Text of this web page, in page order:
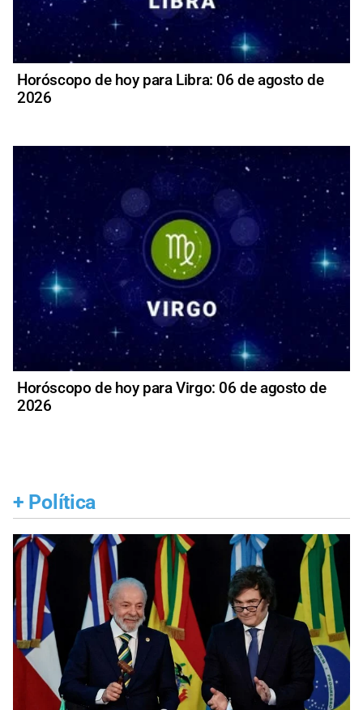
Horóscopo de hoy para Libra: 06 de agosto de
2026
Horóscopo de hoy para Virgo: 06 de agosto de
2026
+ Política